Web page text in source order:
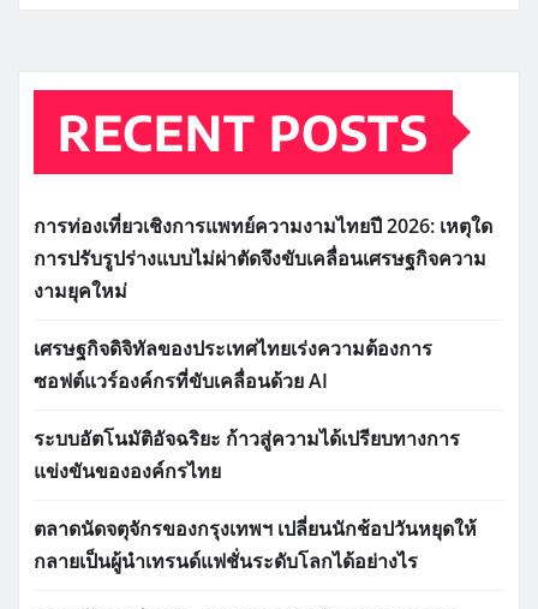
RECENT POSTS
การท่องเที่ยวเชิงการแพทย์ความงามไทยปี 2026: เหตุใด
การปรับรูปร่างแบบไม่ผ่าตัดจึงขับเคลื่อนเศรษฐกิจความ
งามยุคใหม่
เศรษฐกิจดิจิทัลของประเทศไทยเร่งความต้องการ
ซอฟต์แวร์องค์กรที่ขับเคลื่อนด้วย AI
ระบบอัตโนมัติอัจฉริยะ ก้าวสู่ความได้เปรียบทางการ
แข่งขันขององค์กรไทย
ตลาดนัดจตุจักรของกรุงเทพฯ เปลี่ยนนักช้อปวันหยุดให้
กลายเป็นผู้นำเทรนด์แฟชั่นระดับโลกได้อย่างไร